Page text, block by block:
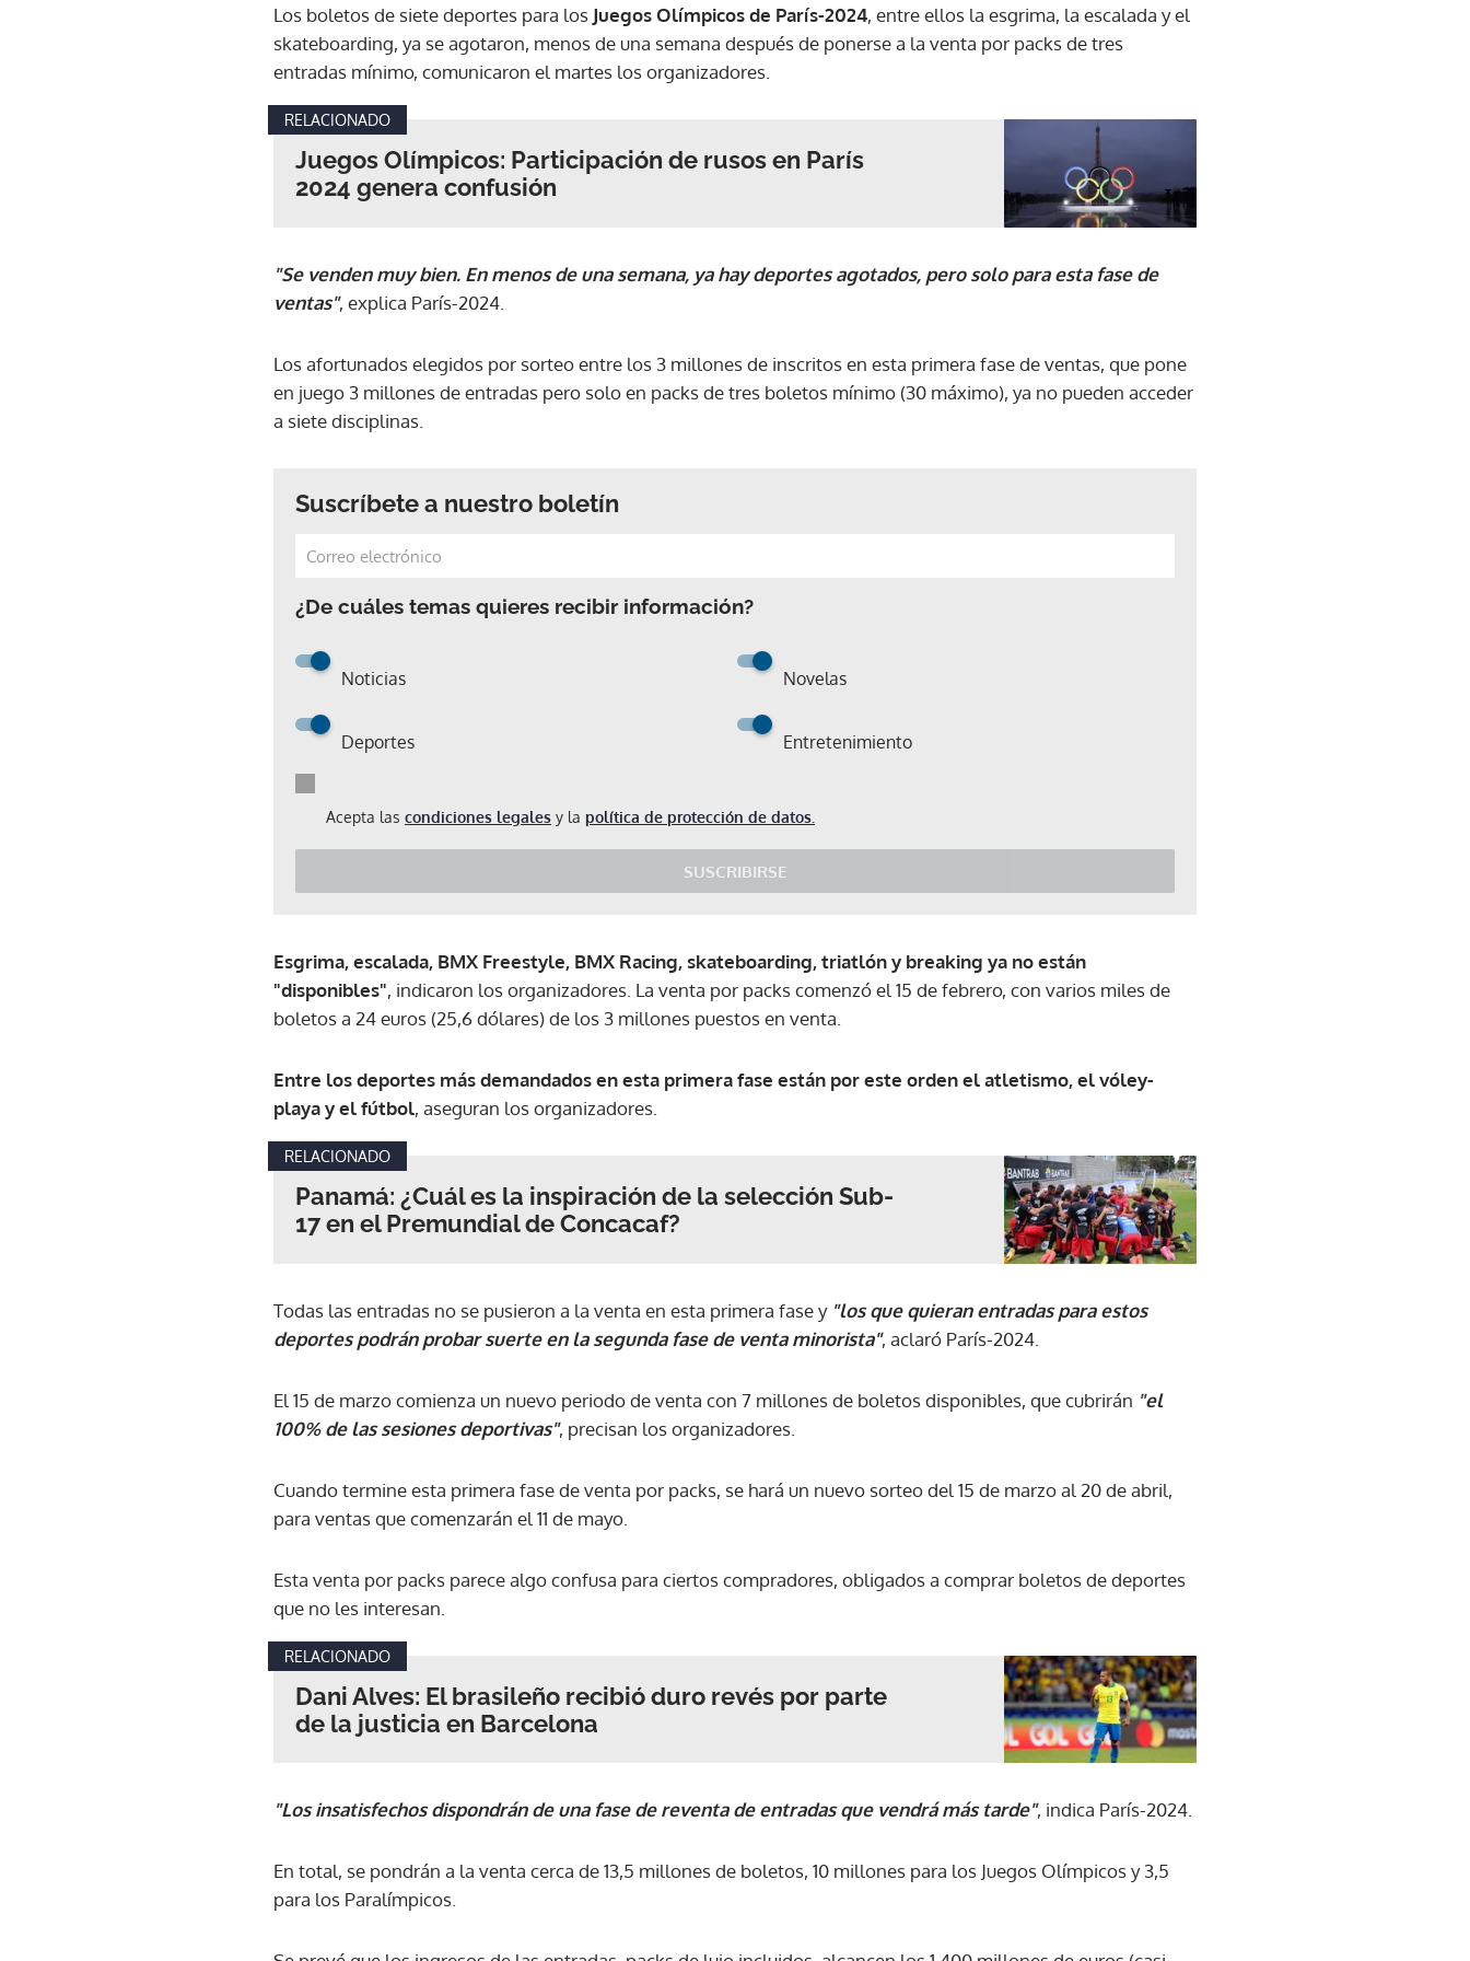
Los boletos de siete deportes para los Juegos Olímpicos de París-2024, entre ellos la esgrima, la escalada y el
skateboarding, ya se agotaron, menos de una semana después de ponerse a la venta por packs de tres
entradas mínimo, comunicaron el martes los organizadores.
RELACIONADO
Juegos Olímpicos: Participación de rusos en París
2024 genera confusión
"Se venden muy bien. En menos de una semana, ya hay deportes agotados, pero solo para esta fase de
ventas", explica París-2024.
Los afortunados elegidos por sorteo entre los 3 millones de inscritos en esta primera fase de ventas, que pone
en juego 3 millones de entradas pero solo en packs de tres boletos mínimo (30 máximo), ya no pueden acceder
a siete disciplinas.
Suscríbete a nuestro boletín
¿De cuáles temas quieres recibir información?
Noticias Novelas
Deportes Entretenimiento
Acepta las condiciones legales y la política de protección de datos.
SUSCRIBIRSE
Gracias por suscribirte a nuestro boletín.
Esgrima, escalada, BMX Freestyle, BMX Racing, skateboarding, triatlón y breaking ya no están
"disponibles", indicaron los organizadores. La venta por packs comenzó el 15 de febrero, con varios miles de
boletos a 24 euros (25,6 dólares) de los 3 millones puestos en venta.
Entre los deportes más demandados en esta primera fase están por este orden el atletismo, el vóley-
playa y el fútbol, aseguran los organizadores.
RELACIONADO
Panamá: ¿Cuál es la inspiración de la selección Sub-
17 en el Premundial de Concacaf?
Todas las entradas no se pusieron a la venta en esta primera fase y "los que quieran entradas para estos
deportes podrán probar suerte en la segunda fase de venta minorista", aclaró París-2024.
El 15 de marzo comienza un nuevo periodo de venta con 7 millones de boletos disponibles, que cubrirán "el
100% de las sesiones deportivas", precisan los organizadores.
Cuando termine esta primera fase de venta por packs, se hará un nuevo sorteo del 15 de marzo al 20 de abril,
para ventas que comenzarán el 11 de mayo.
Esta venta por packs parece algo confusa para ciertos compradores, obligados a comprar boletos de deportes
que no les interesan.
RELACIONADO
Dani Alves: El brasileño recibió duro revés por parte
de la justicia en Barcelona
"Los insatisfechos dispondrán de una fase de reventa de entradas que vendrá más tarde", indica París-2024.
En total, se pondrán a la venta cerca de 13,5 millones de boletos, 10 millones para los Juegos Olímpicos y 3,5
para los Paralímpicos.